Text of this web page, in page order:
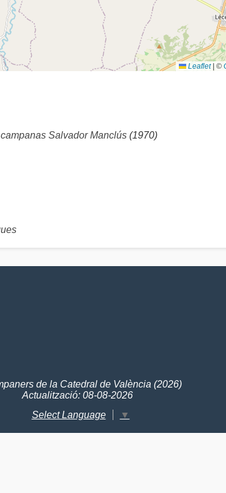
Leaflet ©
Salvador Manclús (1970)
de la Catedral de València (2026)
Actualització: 08-08-2026
Select Language
▼